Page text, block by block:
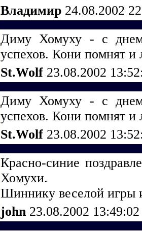
Владимир 24.08.2002
Диму Хомуху - с днем
успехов. Кони помнят и
St.Wolf 23.08.2002
Диму Хомуху - с днем
успехов. Кони помнят и
St.Wolf 23.08.2002
Красно-синие
Хомухи.
Шиннику веселой игры
john 23.08.2002